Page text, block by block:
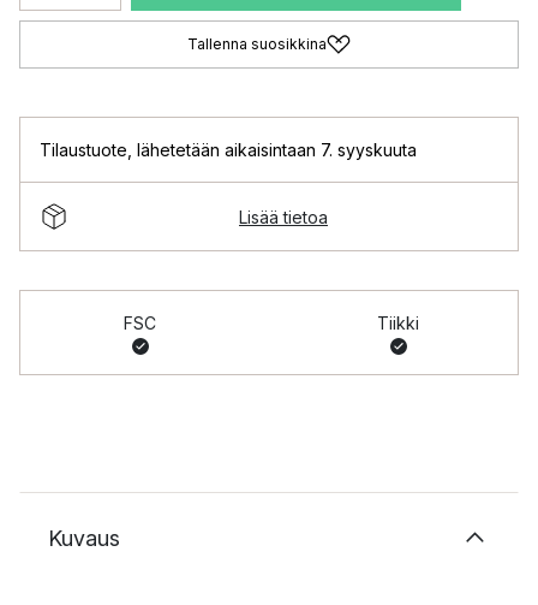
Tallenna suosikkina
Tilaustuote lähetetään aikaisintaan 7. syyskuuta
Lisää tietoa
FSC Tiikki
Kuvaus